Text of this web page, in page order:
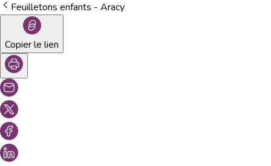
Feuilletons enfants - Aracy
Copier le lien